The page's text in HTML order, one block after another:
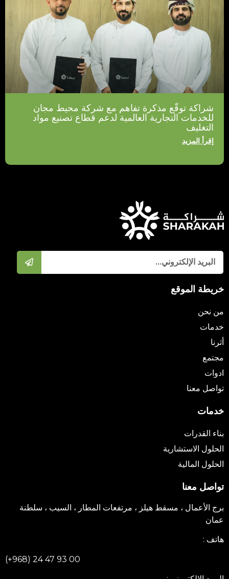
شراكة توقّع مذكرة تفاهم مع شركة محيط مجان
للخدمات التجارية العالمية لدعم قطاع تصنيع مواد
التغليف
إقرأ المزيد
خريطة الموقع
من نحن
خدمات
أثرنا
مجتمع
ادوات
تواصل معنا
خدمات
بناء القدرات
الحلول الاستشارية
الحلول المالية
تواصل معنا
برج الأعمال ، مسقط هيلز ، مرتفعات المطار ، السيب ، سلطنة
عمان
هاتف :
(+968) 24 47 93 00